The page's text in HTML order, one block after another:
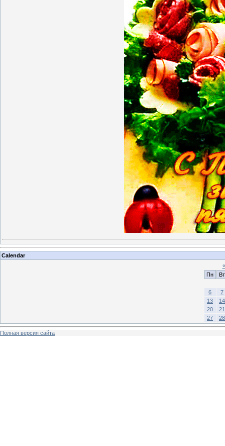
Calendar
«
Пн
Вт
6
7
13
14
20
21
27
28
Полная версия сайта